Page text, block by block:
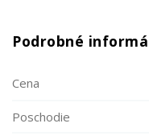
Podrobné
Cena
Poschodie